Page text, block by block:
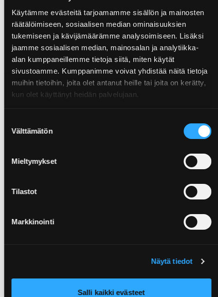
Käytämme evästeitä tarjoamamme sisällön ja mainosten
räätälöimiseen, sosiaalisen median ominaisuuksien
tukemiseen ja kävijämäärämme analysoimiseen. Lisäksi
jaamme sosiaalisen median, mainosalan ja analytiikka-
alan kumppaneillemme tietoja siitä, miten käytät
sivustoamme. Kumppanimme voivat yhdistää näitä tietoja
muihin tietoihin, joita olet antanut heille tai joita on kerätty,
kun olet käyttänyt heidän palvelujaan.
valinta
Välttämätön
Mieltymykset
Tilastot
Markkinointi
Näytä tiedot
Salli kaikki evästeet
Älä lajittele
kartonkipakkauksiinjätteitä,
jotka eivät sinne kuulu.
elektroniikkalaitteet aiheuttavat
Lähimmän keräyspisteen muille jätteille